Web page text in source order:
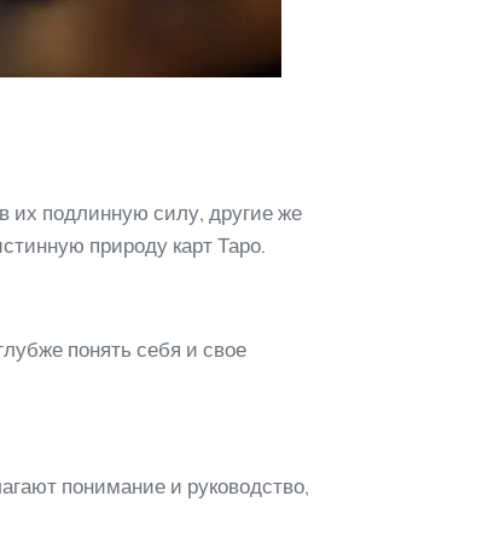
их подлинную силу, другие же
природу карт Таро.
понять себя и свое
понимание и руководство,